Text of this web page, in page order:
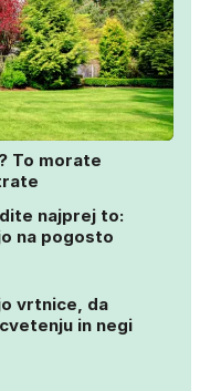
To morate
najprej to:
na pogosto
vrtnice, da
in negi